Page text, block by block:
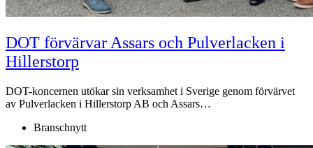
DOT förvärvar Assars och Pulverlacken i
Hillerstorp
DOT-koncernen utökar sin verksamhet i Sverige genom förvärvet
av Pulverlacken i Hillerstorp AB och Assars…
Branschnytt